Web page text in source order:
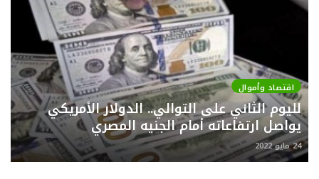
اقتصاد وأموال
لليوم الثاني على التوالي.. الدولار الأمريكي
يواصل ارتفاعاته أمام الجنيه المصري
24 مايو 2022